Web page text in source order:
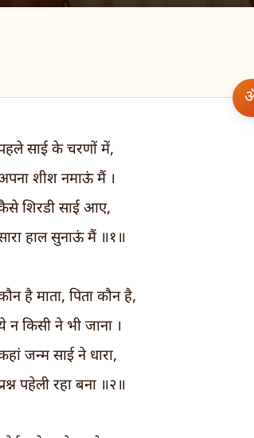
साई के चरणों में,
शीश नमाऊं मैं ।
शिरडी साई आए,
हाल सुनाऊं मैं ॥१॥
है माता, पिता कौन है,
न किसी ने भी जाना ।
जन्म साई ने धारा,
पहेली रहा बना ॥२॥